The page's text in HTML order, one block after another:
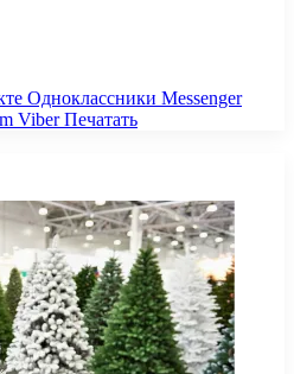
Одноклассники Messenger
Viber Печатать